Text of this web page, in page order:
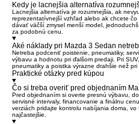
Kedy je lacnejšia alternatíva
Lacnejšia alternatíva je rozumnejšia, ak
reprezentatívnejší vzhľad alebo ak chcete čo
dávať väčší zmysel menší model,
za podobnú cenu.
Aké náklady pri Mazda 3 Sedan
Netreba podceniť poistenie, pneumatiky,
výbavu a hodnotu pri ďalšom predaji. Pri
pneumatiky a poistka výrazne drahšie než
Praktické otázky pred kúpou
Čo si treba overiť pred objednaním
Pred objednaním si overte presnú výbavu,
servisné intervaly, financovanie a finálnu
verziách pridajte kontrolu nabíjania doma,
najčastejšie.